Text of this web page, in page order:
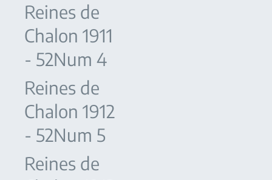
Reines de
Chalon 1911
- 52Num 4
Reines de
Chalon 1912
- 52Num 5
Reines de